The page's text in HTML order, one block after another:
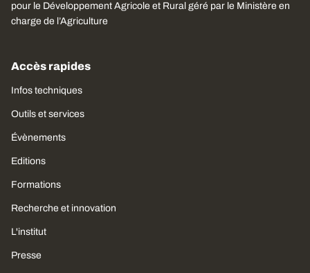
pour le Développement Agricole et Rural géré par le Ministère en
charge de l’Agriculture
Accès rapides
Infos techniques
Outils et services
Évènements
Editions
Formations
Recherche et innovation
L'institut
Presse